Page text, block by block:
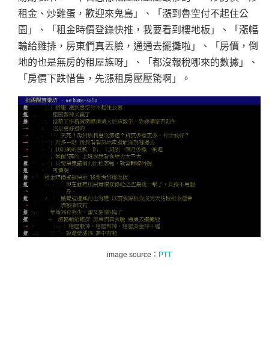
租金、炒雞蛋，歡迎來鬼島」、「漲到魯空付不起住公
園」、「租金時價登錄快推，我要看到樓地板」、「漲幅
輸給雞排，房東們真丟臉，通通去擺攤啦」、「房價，倒
地的也是無房的租屋族呀」、「都沒報稅哪來的數據」、
「房價下跌惜售，先漲租房壓壓驚啊」。
image source： PTT